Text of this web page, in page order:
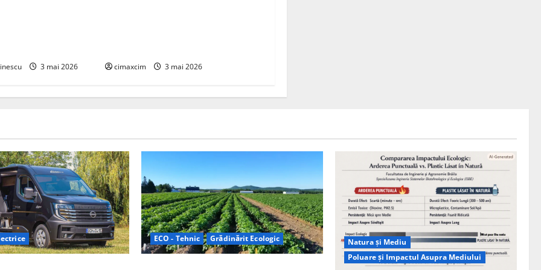
3 mai 2026 cimaxcim 3 mai 2026
ECO - Tehnic Grădinărit Ecologic
Natura și Mediu
Poluare și Impactul Asupra Mediului